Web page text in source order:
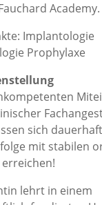
Academy.
Implantologie
Prophylaxe
sich
mit stabilen
lehrt in einem